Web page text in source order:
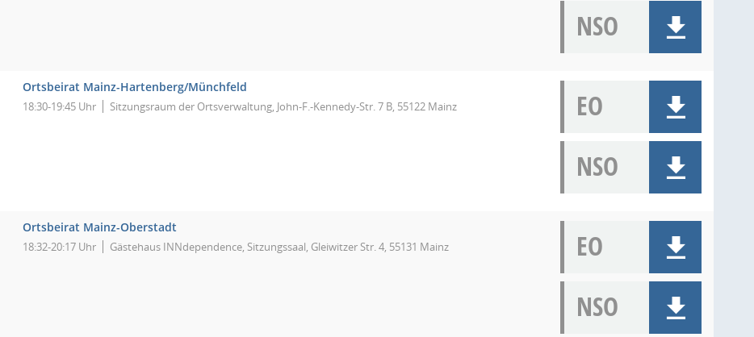
NSO
Ortsbeirat Mainz-Hartenberg/Münchfeld
18:30-19:45 Uhr Sitzungsraum der Ortsverwaltung, John-F.-Kennedy-Str. 7 B, 55122 Mainz
EO
NSO
Ortsbeirat Mainz-Oberstadt
18:32-20:17 Uhr Gästehaus INNdependence, Sitzungssaal, Gleiwitzer Str. 4, 55131 Mainz
EO
NSO